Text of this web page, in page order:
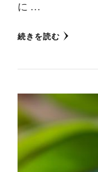
に …
続きを読む